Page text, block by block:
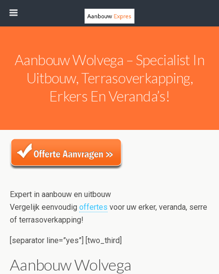
Aanbouw Wolvega – Specialist In
Uitbouw, Terrasoverkapping,
Erkers En Veranda’s!
Expert in aanbouw en uitbouw
Vergelijk eenvoudig offertes voor uw erker, veranda, serre
of terrasoverkapping!
[separator line=”yes”] [two_third]
Aanbouw Wolvega